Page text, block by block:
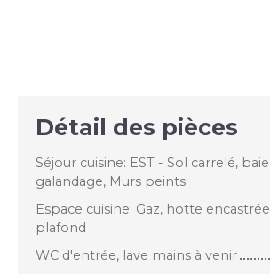
Détail des pièces
Séjour cuisine: EST - Sol carrelé, baie
galandage, Murs peints
Espace cuisine: Gaz, hotte encastrée
plafond
WC d'entrée, lave mains à venir